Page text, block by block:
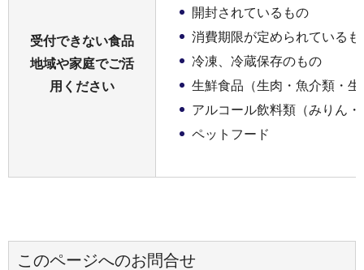
受付できない食品
地域や家庭でご活
用ください
開封されているもの
消費期限が定められているも
冷凍、冷蔵保存のもの
生鮮食品（生肉・魚介類・生
アルコール飲料類（みりん
ペットフード
このページへのお問合せ